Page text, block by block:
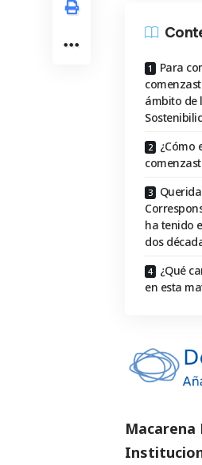
Para
ámbito de
¿Cómo
ha tenido
dos
¿Qué
en esta
Macarena